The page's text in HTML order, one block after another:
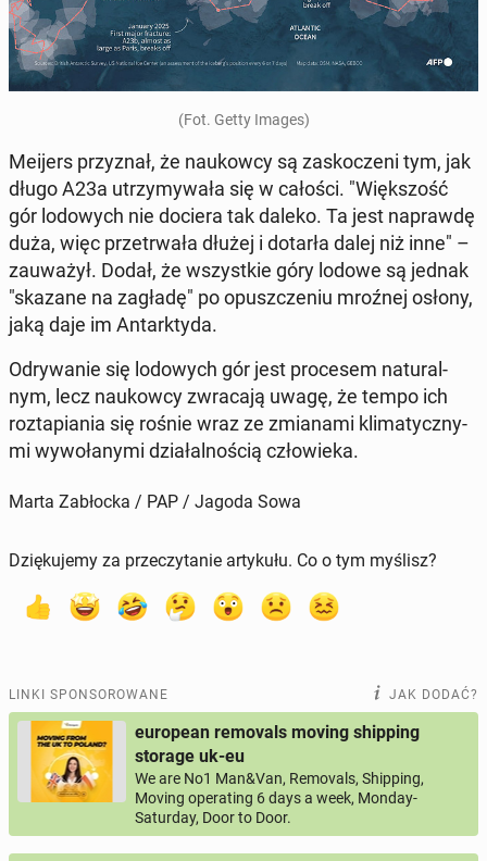
(Fot. Getty Images)
Meijers przy­znał, że na­ukow­cy są za­sko­cze­ni tym, jak
długo A23a utrzy­my­wa­ła się w całości. "Więk­szość
gór lo­do­wych nie dociera tak daleko. Ta jest na­praw­dę
duża, więc prze­trwa­ła dłużej i dotarła dalej niż inne" –
za­uwa­żył. Dodał, że wszyst­kie góry lodowe są jednak
"skazane na zagładę" po opusz­cze­niu mroźnej osłony,
jaką daje im An­tark­ty­da.
Od­ry­wa­nie się lo­do­wych gór jest pro­ce­sem na­tu­ral­
nym, lecz na­ukow­cy zwra­ca­ją uwagę, że tempo ich
roz­ta­pia­nia się rośnie wraz ze zmia­na­mi kli­ma­tycz­ny­
mi wy­wo­ła­ny­mi dzia­łal­no­ścią czło­wie­ka.
Marta Zabłocka / PAP / Jagoda Sowa
Dziękujemy za przeczytanie artykułu. Co o tym myślisz?
LINKI SPONSOROWANE JAK DODAĆ?
european removals moving shipping
storage uk-eu
We are No1 Man&Van, Removals, Shipping,
Moving operating 6 days a week, Monday-
Saturday, Door to Door.